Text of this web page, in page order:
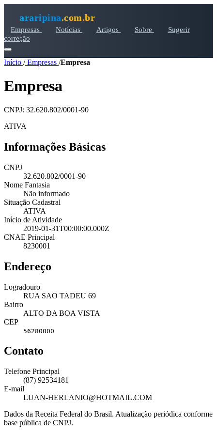
araripina.com.br
Empresas Notícias Artigos Sobre
Sugerir
correção
Início /Empresas /Empresa
Empresa
CNPJ: 32.620.802/0001-90
ATIVA
Informações Básicas
CNPJ
32.620.802/0001-90
Nome Fantasia
Não informado
Situação Cadastral
ATIVA
Início de Atividade
2019-01-31T00:00:00.000Z
CNAE Principal
8230001
Endereço
Logradouro
RUA SAO TADEU 69
Bairro
ALTO DA BOA VISTA
CEP
56280000
Contato
Telefone Principal
(87) 92534181
E-mail
LUAN-HERLANIO@HOTMAIL.COM
Dados da Receita Federal do Brasil. Atualização periódica conforme
base pública de CNPJ.